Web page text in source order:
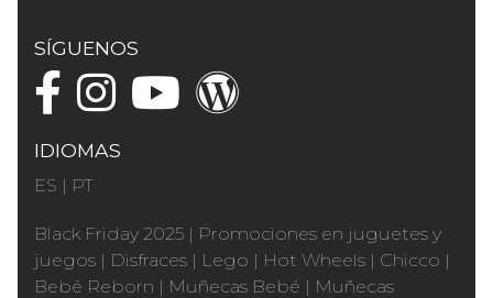
SÍGUENOS
IDIOMAS
ES | PT
Black Friday 2025 | Promociones en juguetes y
juegos | Disfraces | Lego | Hot Wheels | Chicco |
Bebé Reborn | Muñecas Bebé | Muñecas